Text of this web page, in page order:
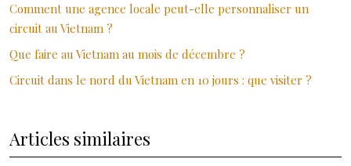
Comment une agence locale peut-elle personnaliser un
circuit au Vietnam ?
Que faire au Vietnam au mois de décembre ?
Circuit dans le nord du Vietnam en 10 jours : que visiter ?
Articles similaires